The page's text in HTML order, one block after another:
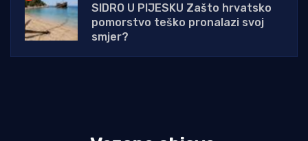
SIDRO U PIJESKU Zašto hrvatsko
pomorstvo teško pronalazi svoj
smjer?